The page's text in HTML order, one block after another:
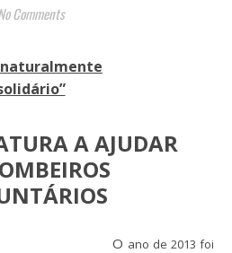
Comments
naturalmente
A AJUDAR
O ano de 2013 foi